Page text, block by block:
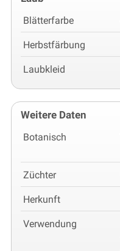
Blätterfarbe
Herbstfärbung
Laubkleid
Weitere Daten
Botanisch
Züchter
Herkunft
Verwendung